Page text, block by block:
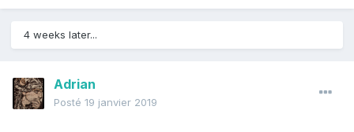
4 weeks later...
Adrian
Posté 19 janvier 2019